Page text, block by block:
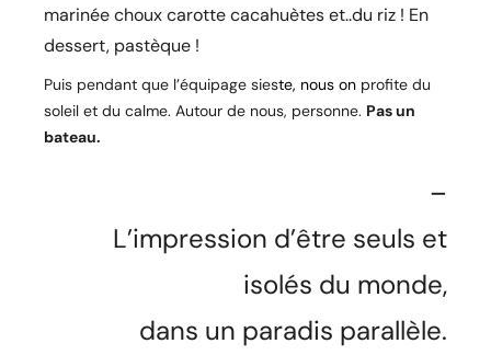
marinée choux carotte cacahuètes et..du riz ! En
dessert, pastèque !
Puis pendant que l’équipage sieste, nous on profite du
soleil et du calme. Autour de nous, personne. Pas un
bateau.
_
L’impression d’être seuls et
isolés du monde,
dans un paradis parallèle.